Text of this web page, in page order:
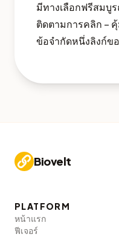
มีทางเลือกฟรีสมบู
ติดตามการคลิก –
ข้อจำกัดหนึ่งลิงก์ข
Biovelt
PLATFORM
หน้าแรก
ฟีเจอร์